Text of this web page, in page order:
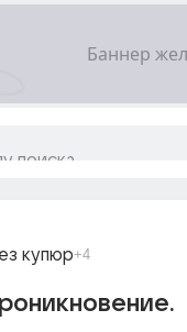
купюр+4